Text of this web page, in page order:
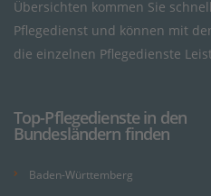
Übersichten kommen Sie
Pflegedienst und können mit
die einzelnen Pflegedienste
Top-Pflegedienste in den
Bundesländern finden
Baden-Württemberg